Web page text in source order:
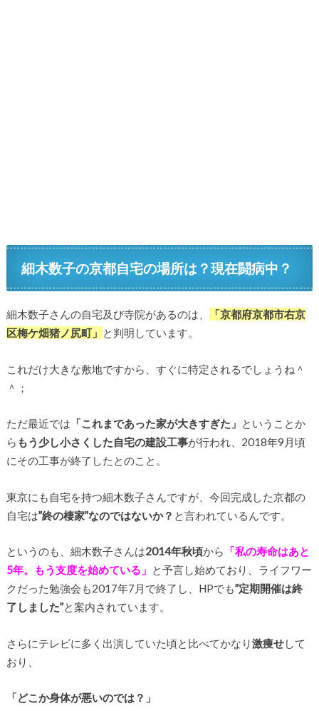
細木数子の京都自宅の場所は？現在闘病中？
細木数子さんの自宅及び寺院があるのは、
「京都府京都市右京
区梅ケ畑猪ノ尻町」 と判明しています。
これだけ大きな敷地ですから、すぐに特定されるでしょうね＾
＾；
ただ最近では 「これまであった家が大きすぎた」 ということか
ら もう少し小さくした自宅の建設工事が行われ、2018年9月頃
にその工事が終了したとのこと。
東京にも自宅を持つ細木数子さんですが、今回完成した京都の
自宅は”終の棲家”なのではないか？ と言われているんです。
というのも、細木数子さんは2014年秋頃から
「私の寿命はあと
5年。もう支度を始めている」 と予言し始めており、ライフワー
クだった勉強会も2017年7月で終了し、HPでも”定期開催は終
了しました”と案内されています。
さらにテレビに多く出演していた頃と比べてかなり激痩せして
おり、
「どこか身体が悪いのでは？」